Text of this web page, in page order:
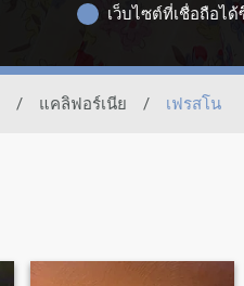
เว็บไซต์ที่เชื่อถือไ
/ แคลิฟอร์เนีย / เฟรสโน